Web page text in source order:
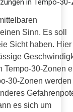
in Tempo-
Sinn. Es soll
Sicht haben.
Tempo-30-Zonen
30-Zonen
es sich um